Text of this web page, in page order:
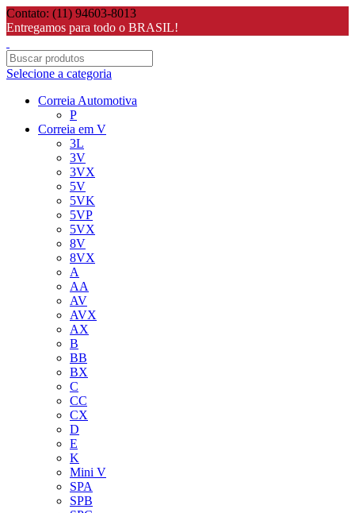
Contato: (11) 94603-8013
Entregamos para todo o BRASIL!
Selecione a categoria
Correia Automotiva
P
Correia em V
3L
3V
3VX
5V
5VK
5VP
5VX
8V
8VX
A
AA
AV
AVX
AX
B
BB
BX
C
CC
CX
D
E
K
Mini V
SPA
SPB